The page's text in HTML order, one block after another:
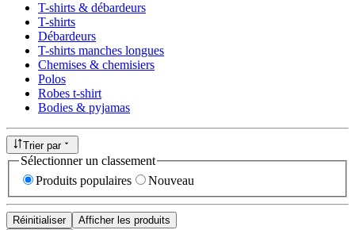
T-shirts & débardeurs
T-shirts
Débardeurs
T-shirts manches longues
Chemises & chemisiers
Polos
Robes t-shirt
Bodies & pyjamas
Trier par
Sélectionner un classement
Produits populaires
Nouveau
Réinitialiser
Afficher les produits